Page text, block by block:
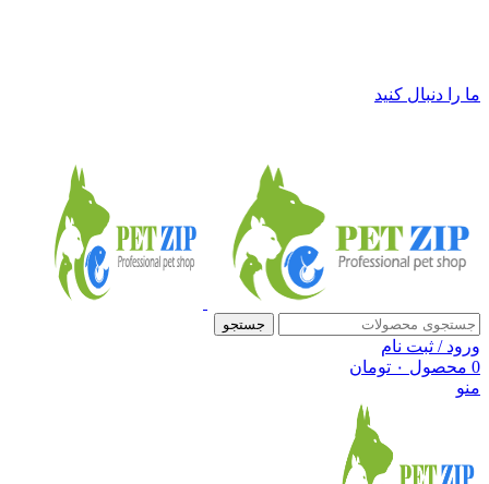
ما را دنبال کنید
جستجو
ورود / ثبت نام
0 محصول ۰ تومان
منو